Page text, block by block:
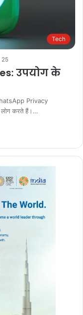
Tech
25
उपयोग के
Privacy
लोग करते हैं।…